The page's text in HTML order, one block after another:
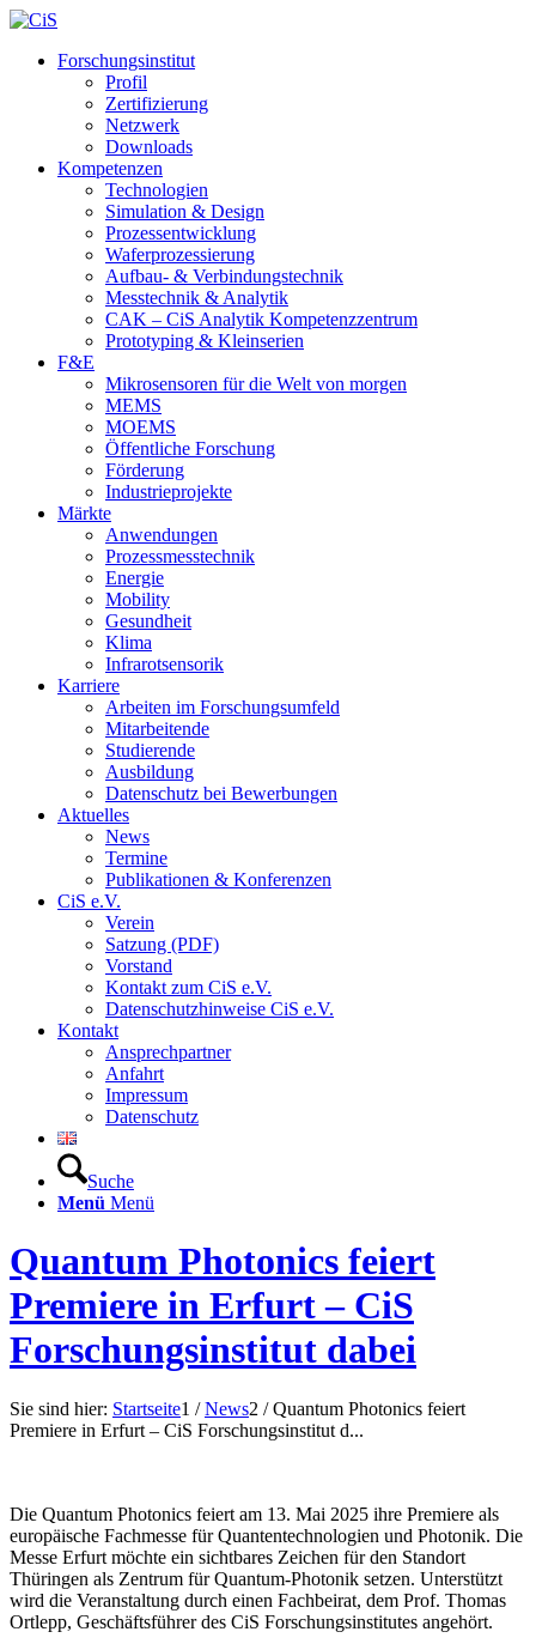
Forschungsinstitut
Profil
Zertifizierung
Netzwerk
Downloads
Kompetenzen
Technologien
Simulation & Design
Prozessentwicklung
Waferprozessierung
Aufbau- & Verbindungstechnik
Messtechnik & Analytik
CAK – CiS Analytik Kompetenzzentrum
Prototyping & Kleinserien
F&E
Mikrosensoren für die Welt von morgen
MEMS
MOEMS
Öffentliche Forschung
Förderung
Industrieprojekte
Märkte
Anwendungen
Prozessmesstechnik
Energie
Mobility
Gesundheit
Klima
Infrarotsensorik
Karriere
Arbeiten im Forschungsumfeld
Mitarbeitende
Studierende
Ausbildung
Datenschutz bei Bewerbungen
Aktuelles
News
Termine
Publikationen & Konferenzen
CiS e.V.
Verein
Satzung (PDF)
Vorstand
Kontakt zum CiS e.V.
Datenschutzhinweise CiS e.V.
Kontakt
Ansprechpartner
Anfahrt
Impressum
Datenschutz
Suche
Menü Menü
Quantum Photonics feiert
Premiere in Erfurt – CiS
Forschungsinstitut dabei
Sie sind hier: Startseite1 / News2 / Quantum Photonics feiert
Premiere in Erfurt – CiS Forschungsinstitut d...
Die Quantum Photonics feiert am 13. Mai 2025 ihre Premiere als
europäische Fachmesse für Quantentechnologien und Photonik. Die
Messe Erfurt möchte ein sichtbares Zeichen für den Standort
Thüringen als Zentrum für Quantum-Photonik setzen. Unterstützt
wird die Veranstaltung durch einen Fachbeirat, dem Prof. Thomas
Ortlepp, Geschäftsführer des CiS Forschungsinstitutes angehört.